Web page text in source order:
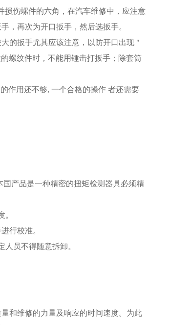
损伤螺件的六角，在汽车维修中，应注意
，再次为开口扳手，然后选扳手。
的扳手尤其应该注意，以防开口出现 "
螺纹件时，不能用锤击打扳手；除套筒
作用还不够, 一个合格的操作 者还需要
产品是一种精密的扭矩检测器具必须精
行校准。
员不得随意拆卸。
和维修的力量及响应的时间速度。为此